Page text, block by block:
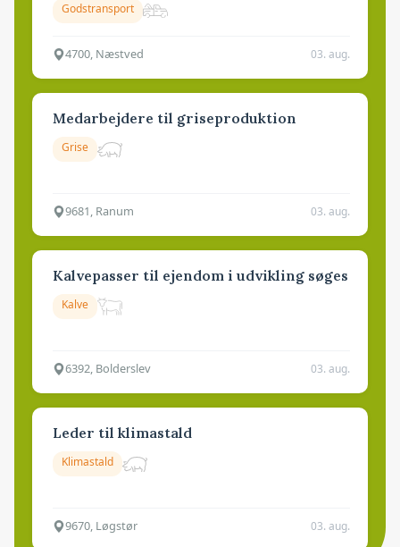
Godstransport
4700, Næstved 03. aug.
Medarbejdere til griseproduktion
Grise
9681, Ranum 03. aug.
Kalvepasser til ejendom i udvikling søges
Kalve
6392, Bolderslev 03. aug.
Leder til klimastald
Klimastald
9670, Løgstør 03. aug.